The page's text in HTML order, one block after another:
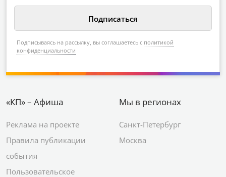
Подписываясь на рассылку, вы соглашаетесь с политикой
конфиденциальности
«КП» – Афиша
Реклама на проекте
Правила публикации
события
Пользовательское
Мы в регионах
Санкт-Петербург
Москва